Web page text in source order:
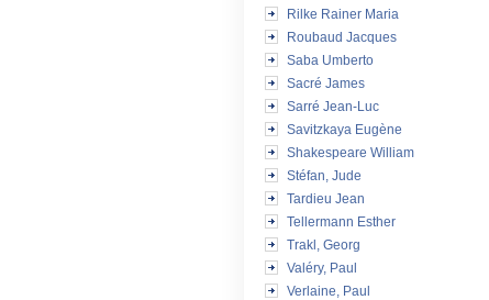
Rilke Rainer Maria
Roubaud Jacques
Saba Umberto
Sacré James
Sarré Jean-Luc
Savitzkaya Eugène
Shakespeare William
Stéfan, Jude
Tardieu Jean
Tellermann Esther
Trakl, Georg
Valéry, Paul
Verlaine, Paul